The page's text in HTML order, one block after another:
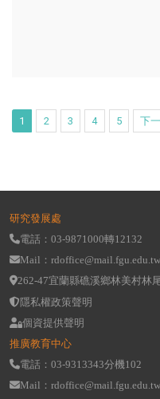
1 2 3 4 5 下
研究發展處
電話：03-9871000轉12132
Mail：rdoffice@mail.fgu.edu.tw
262-47宜蘭縣礁溪鄉林美村林
隱私權政策聲明
個資提供聲明
推廣教育中心
電話：03-9313343分機102
Mail：rdoffice@mail.fgu.edu.tw